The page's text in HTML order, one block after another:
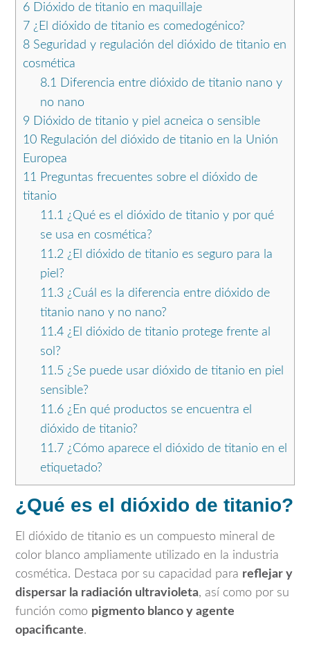
6 Dióxido de titanio en maquillaje
7 ¿El dióxido de titanio es comedogénico?
8 Seguridad y regulación del dióxido de titanio en
cosmética
8.1 Diferencia entre dióxido de titanio nano y
no nano
9 Dióxido de titanio y piel acneica o sensible
10 Regulación del dióxido de titanio en la Unión
Europea
11 Preguntas frecuentes sobre el dióxido de
titanio
11.1 ¿Qué es el dióxido de titanio y por qué
se usa en cosmética?
11.2¿El dióxido de titanio es seguro para la
piel?
11.3¿Cuál es la diferencia entre dióxido de
titanio nano y no nano?
11.4¿El dióxido de titanio protege frente al
sol?
11.5 ¿Se puede usar dióxido de titanio en piel
sensible?
11.6¿En qué productos se encuentra el
dióxido de titanio?
11.7¿Cómo aparece el dióxido de titanio en el
etiquetado?
¿Qué es el dióxido de titanio?
El dióxido de titanio es un compuesto mineral de
color blanco ampliamente utilizado en la industria
cosmética. Destaca por su capacidad para reflejar y
dispersar la radiación ultravioleta, así como por su
función como pigmento blanco y agente
opacificante.